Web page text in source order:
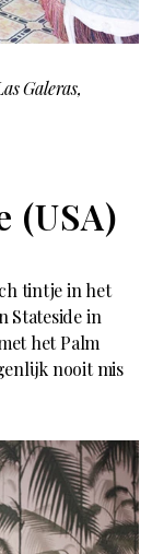
Galeras,
(USA)
tintje in het
Stateside in
het Palm
nooit mis